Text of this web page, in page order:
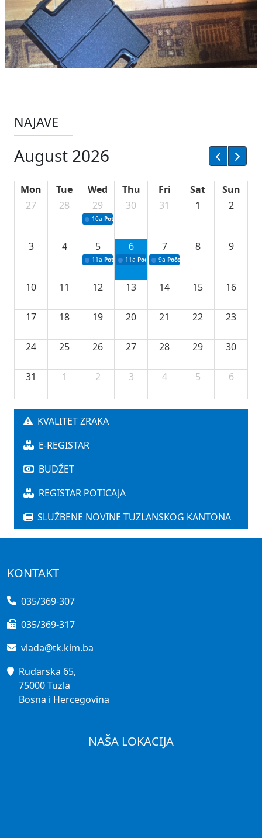
NAJAVE
August 2026
Mon Tue Wed Thu Fri Sat
Sun
27
28 29
10a Potpisivanje ugovora sa neprofitnim
30 31 1 2
3 4 5
11a Potpisivanje ugovora o stipendijama za
6
11a Podrška razvoju vodne infrastrukture u
7
9a Početak izgradnje nove
8 9
10 11 12 13 14 15 16
17 18 19 20 21 22 23
24 25 26 27 28 29 30
31 1 2 3 4 5 6
KVALITET ZRAKA
E-REGISTAR
BUDŽET
REGISTAR POTICAJA
SLUŽBENE NOVINE TUZLANSKOG KANTONA
KONTAKT
035/369-307
035/369-317
vlada@tk.kim.ba
Rudarska 65,
75000 Tuzla
Bosna i Hercegovina
NAŠA LOKACIJA